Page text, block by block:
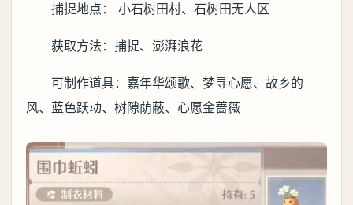
捕捉地点： 小石树田村、石树田无人区
获取方法：捕捉、澎湃浪花
可制作道具：嘉年华颂歌、梦寻心愿、故乡的
风、蓝色跃动、树隙荫蔽、心愿金蔷薇